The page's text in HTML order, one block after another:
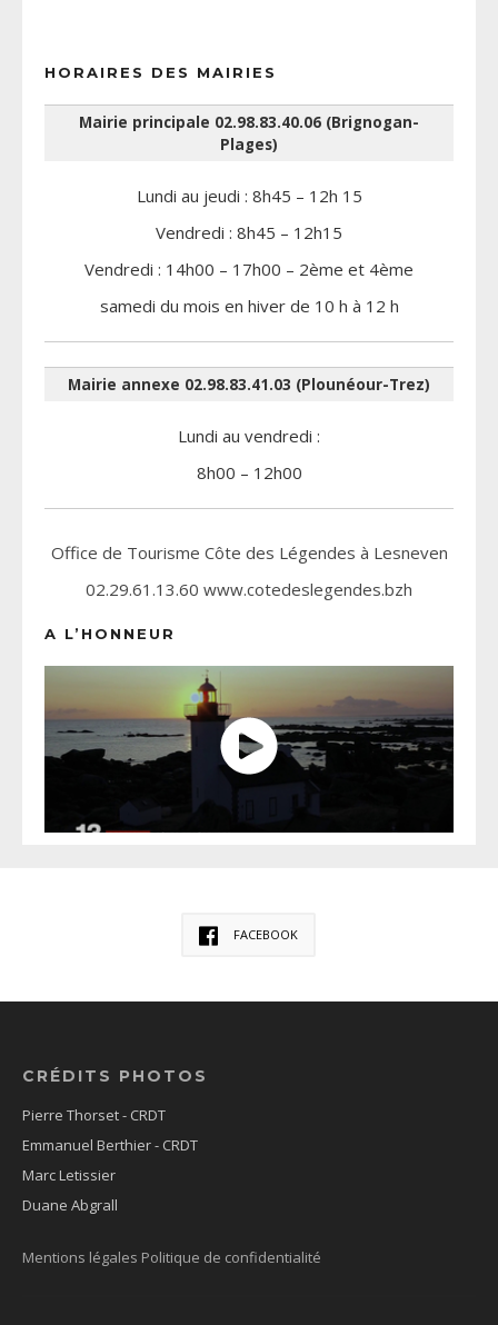
HORAIRES DES MAIRIES
Mairie principale 02.98.83.40.06 (Brignogan-
Plages)
Lundi au jeudi : 8h45 – 12h 15
Vendredi : 8h45 – 12h15
Vendredi : 14h00 – 17h00 – 2ème et 4ème
samedi du mois en hiver de 10 h à 12 h
Mairie annexe 02.98.83.41.03 (Plounéour-Trez)
Lundi au vendredi :
8h00 – 12h00
Office de Tourisme Côte des Légendes à Lesneven
02.29.61.13.60 www.cotedeslegendes.bzh
A L’HONNEUR
FACEBOOK
CRÉDITS PHOTOS
Pierre Thorset - CRDT
Emmanuel Berthier - CRDT
Marc Letissier
Duane Abgrall
Mentions légales Politique de confidentialité